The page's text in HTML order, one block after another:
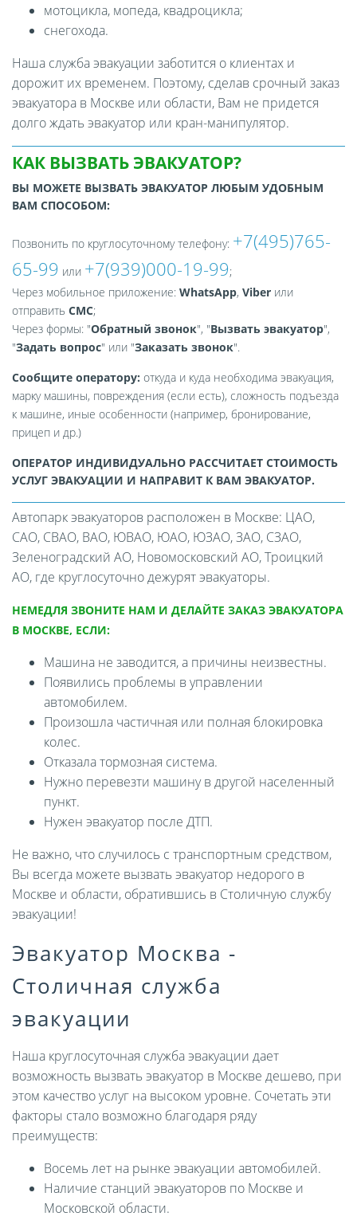
мотоцикла, мопеда, квадроцикла;
снегохода.
Наша служба эвакуации заботится о клиентах и
дорожит их временем. Поэтому, сделав срочный заказ
эвакуатора в Москве или области, Вам не придется
долго ждать эвакуатор или кран-манипулятор.
КАК ВЫЗВАТЬ ЭВАКУАТОР?
ВЫ МОЖЕТЕ ВЫЗВАТЬ ЭВАКУАТОР ЛЮБЫМ УДОБНЫМ
ВАМ СПОСОБОМ:
Позвонить по круглосуточному телефону: +7(495)765-
65-99 или +7(939)000-19-99;
Через мобильное приложение: WhatsApp, Viber или
отправить СМС;
Через формы: "Обратный звонок", "Вызвать эвакуатор",
"Задать вопрос" или "Заказать звонок".
Сообщите оператору: откуда и куда необходима эвакуация,
марку машины, повреждения (если есть), сложность подъезда
к машине, иные особенности (например, бронирование,
прицеп и др.)
ОПЕРАТОР ИНДИВИДУАЛЬНО РАССЧИТАЕТ СТОИМОСТЬ
УСЛУГ ЭВАКУАЦИИ И НАПРАВИТ К ВАМ ЭВАКУАТОР.
Автопарк эвакуаторов расположен в Москве: ЦАО,
САО, СВАО, ВАО, ЮВАО, ЮАО, ЮЗАО, ЗАО, СЗАО,
Зеленоградский АО, Новомосковский АО, Троицкий
АО, где круглосуточно дежурят эвакуаторы.
НЕМЕДЛЯ ЗВОНИТЕ НАМ И ДЕЛАЙТЕ ЗАКАЗ ЭВАКУАТОРА
В МОСКВЕ, ЕСЛИ:
Машина не заводится, а причины неизвестны.
Появились проблемы в управлении
автомобилем.
Произошла частичная или полная блокировка
колес.
Отказала тормозная система.
Нужно перевезти машину в другой населенный
пункт.
Нужен эвакуатор после ДТП.
Не важно, что случилось с транспортным средством,
Вы всегда можете вызвать эвакуатор недорого в
Москве и области, обратившись в Столичную службу
эвакуации!
Эвакуатор Москва -
Столичная служба
эвакуации
Наша круглосуточная служба эвакуации дает
возможность вызвать эвакуатор в Москве дешево, при
этом качество услуг на высоком уровне. Сочетать эти
факторы стало возможно благодаря ряду
преимуществ:
Восемь лет на рынке эвакуации автомобилей.
Наличие станций эвакуаторов по Москве и
Московской области.